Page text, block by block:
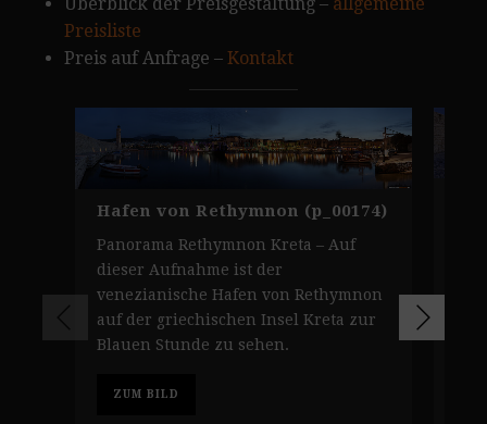
Preisliste
Preis auf Anfrage – Kontakt
Hafen von Rethymnon (p_00174)
Panorama Rethymnon Kreta – Auf
dieser Aufnahme ist der
venezianische Hafen von Rethymnon
auf der griechischen Insel Kreta zur
Blauen Stunde zu sehen.
ZUM BILD